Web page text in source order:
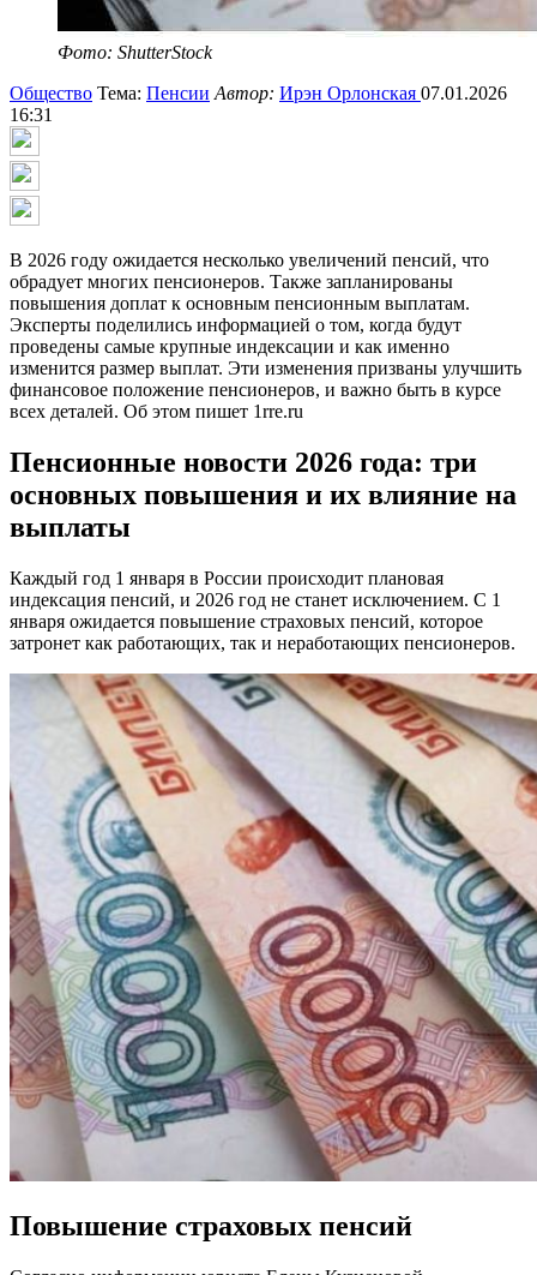
Фото: ShutterStock
Общество Тема: Пенсии Автор: Ирэн Орлонская 07.01.2026
16:31
В 2026 году ожидается несколько увеличений пенсий, что
обрадует многих пенсионеров. Также запланированы
повышения доплат к основным пенсионным выплатам.
Эксперты поделились информацией о том, когда будут
проведены самые крупные индексации и как именно
изменится размер выплат. Эти изменения призваны улучшить
финансовое положение пенсионеров, и важно быть в курсе
всех деталей. Об этом пишет 1rre.ru
Пенсионные новости 2026 года: три
основных повышения и их влияние на
выплаты
Каждый год 1 января в России происходит плановая
индексация пенсий, и 2026 год не станет исключением. С 1
января ожидается повышение страховых пенсий, которое
затронет как работающих, так и неработающих пенсионеров.
Повышение страховых пенсий